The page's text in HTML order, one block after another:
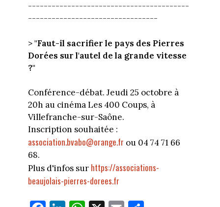
-----------------------------------------
---------------------------------
>"Faut-il sacrifier le pays des Pierres
Dorées sur l'autel de la grande vitesse
?"
Conférence-débat. Jeudi 25 octobre à
20h au cinéma Les 400 Coups, à
Villefranche-sur-Saône.
Inscription souhaitée :
association.bvabo@orange.fr ou 04 74 71 66
68.
Plus d'infos sur https://associations-
beaujolais-pierres-dorees.fr